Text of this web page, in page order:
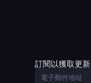
訂閱以獲取更新